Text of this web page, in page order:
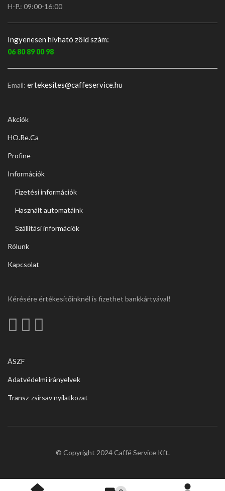
H-P.: 09:00-16:00
Ingyenesen hívható zöld szám:
06 80 89 00 98
Email: ertekesites@caffeservice.hu
Akciók
HO.Re.Ca
Profine
Információk
Fizetési információk
Használt automatáink
Szállítási információk
Rólunk
Kapcsolat
Kérésére értékesítőinknél is fizethet bankkártyával!
ÁSZF
Adatvédelmi irányelvek
Transz-zsírsav nyilatkozat
© Copyright 2024 Caffé Service Kft.